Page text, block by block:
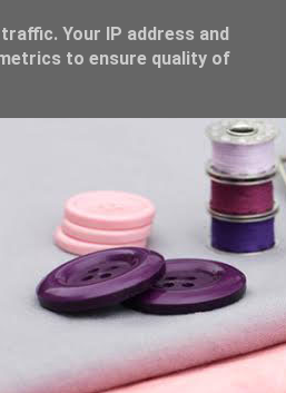
Your IP address and
to ensure quality of